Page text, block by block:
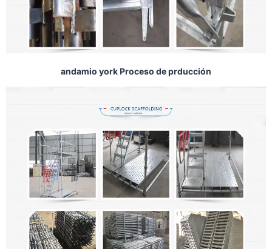
andamio york Proceso de prducción